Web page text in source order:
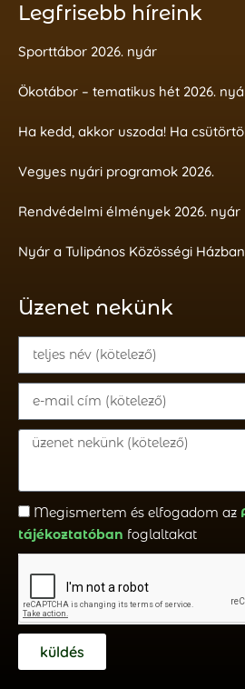
Legfrisebb híreink
Sporttábor 2026. nyár
Ökotábor – tematikus hét 2026.
Ha kedd, akkor uszoda! Ha
Vegyes nyári programok 2026.
Rendvédelmi élmények 2026. nyár
Nyár a Tulipános Közösségi
Üzenet nekünk
Megismertem és elfogadom az
tájékoztatóban foglaltakat
küldés